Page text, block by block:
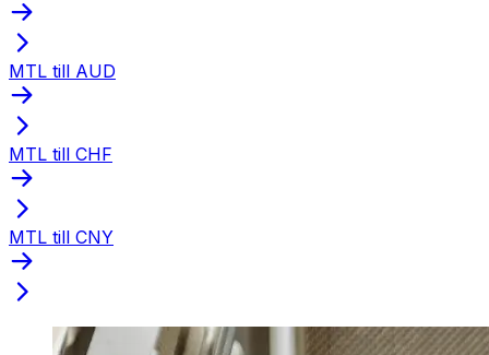
MTL till AUD
MTL till CHF
MTL till CNY